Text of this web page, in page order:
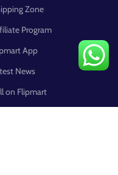
Zone
Program
App
News
on Flipmart